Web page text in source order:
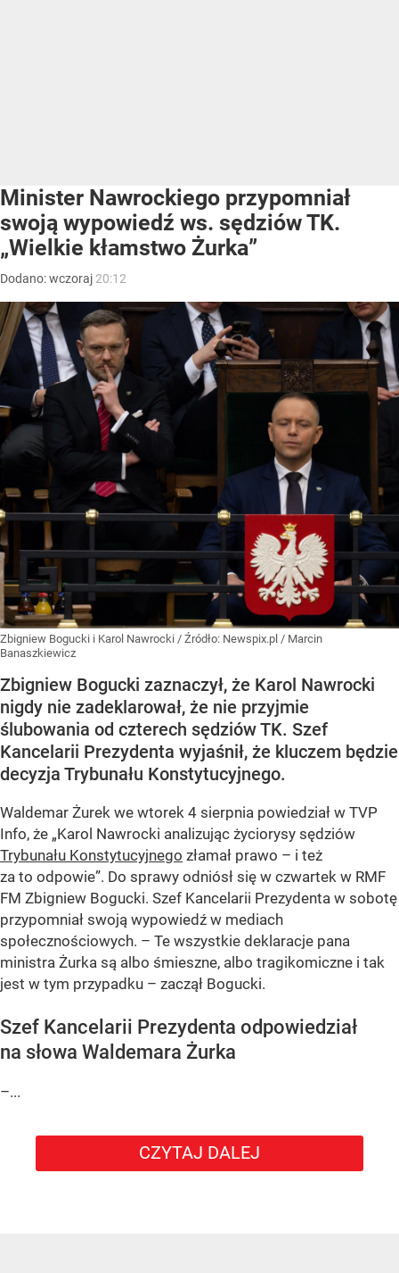
Minister Nawrockiego przypomniał
swoją wypowiedź ws. sędziów TK.
„Wielkie kłamstwo Żurka”
Dodano:wczoraj 20:12
Zbigniew Bogucki i Karol Nawrocki / Źródło: Newspix.pl / Marcin
Banaszkiewicz
Zbigniew Bogucki zaznaczył, że Karol Nawrocki
nigdy nie zadeklarował, że nie przyjmie
ślubowania od czterech sędziów TK. Szef
Kancelarii Prezydenta wyjaśnił, że kluczem będzie
decyzja Trybunału Konstytucyjnego.
Waldemar Żurek we wtorek 4 sierpnia powiedział w TVP
Info, że „Karol Nawrocki analizując życiorysy sędziów
Trybunału Konstytucyjnego złamał prawo – i też
za to odpowie”. Do sprawy odniósł się w czwartek w RMF
FM Zbigniew Bogucki. Szef Kancelarii Prezydenta w sobotę
przypomniał swoją wypowiedź w mediach
społecznościowych. – Te wszystkie deklaracje pana
ministra Żurka są albo śmieszne, albo tragikomiczne i tak
jest w tym przypadku – zaczął Bogucki.
Szef Kancelarii Prezydenta odpowiedział
na słowa Waldemara Żurka
–...
CZYTAJ DALEJ